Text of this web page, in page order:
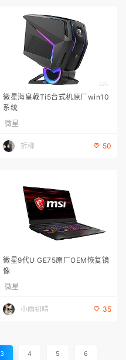
微星海皇戟Ti5台式机原厂win10
系统
微星
折柳 50
微星9代U GE75原厂OEM恢复镜
像
微星
小雨初晴 35
3 4 5 6